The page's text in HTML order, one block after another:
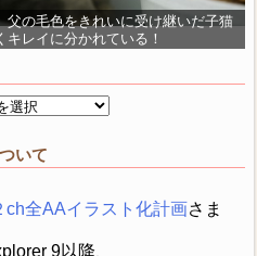
父の毛色をきれいに受け継いだ子猫
キレイに分かれている！
いて
ch全AAイラスト化計画さま
9以降、